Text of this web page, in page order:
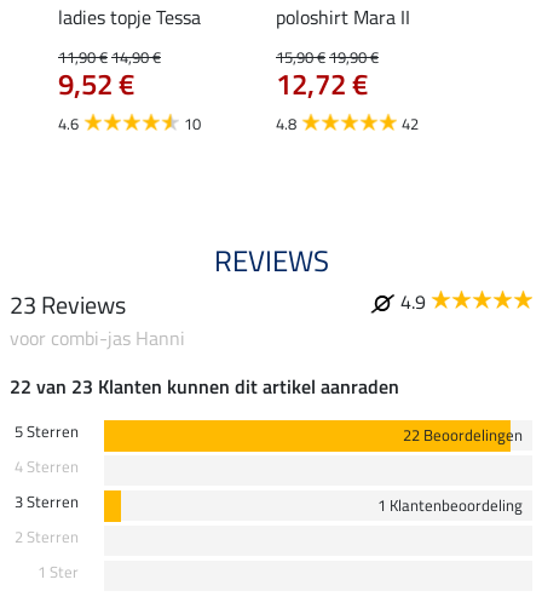
ladies topje Tessa
11,90 €14,90 €
9,52 €
4.6 10
poloshirt Mara II
15,90 €19,90 €
12,72 €
4.8 42
REVIEWS
23 Reviews
4.9
voor combi-jas Hanni
22 van 23 Klanten kunnen dit artikel aanraden
5 Sterren
22 Beoordelingen
4 Sterren
3 Sterren
1 Klantenbeoordeling
2 Sterren
1 Ster